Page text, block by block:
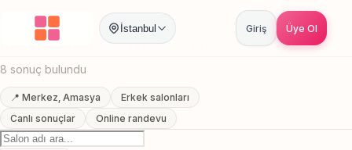
İstanbul Giriş Üye Ol
Anasayfa / Amasya Merkez Erkek Kuaförü
Merkez, Amasya Erkek Kuaförü
8 sonuç bulundu
📍 Merkez, Amasya
Erkek salonları
Canlı sonuçlar
Online randevu